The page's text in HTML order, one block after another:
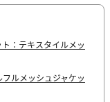
：テキスタイルメッ
ルメッシュジャケッ